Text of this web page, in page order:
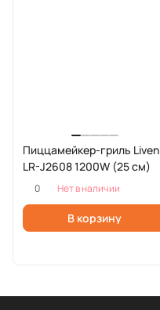
Пиццамейкер-гриль Liven
LR-J2608 1200W (25 см)
0 Нет в наличии
В корзину